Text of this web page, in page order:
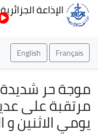
الإذاعة الجزائرية
Français
English
موجة حر شديدة
مرتقبة على
يومي الاثنين و